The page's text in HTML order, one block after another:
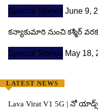
Special Stories June 9,
కన్యాకుమారి నుంచి కశ్మీర్
Special Stories May 18,
LATEST NEWS
Lava Virat V1 5G | నో